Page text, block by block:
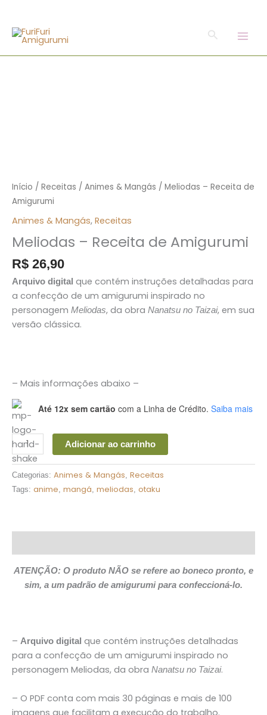
Pesquisar
Início / Receitas / Animes & Mangás / Meliodas – Receita de
Amigurumi
Animes & Mangás, Receitas
Meliodas – Receita de Amigurumi
R$ 26,90
Arquivo digital que contém instruções detalhadas para
a confecção de um amigurumi inspirado no
personagem Meliodas, da obra Nanatsu no Taizai, em sua
versão clássica.
– Mais informações abaixo –
Até 12x sem cartão com a Linha de Crédito. Saiba mais
Adicionar ao carrinho
Categorias: Animes & Mangás, Receitas
Tags: anime, mangá, meliodas, otaku
ATENÇÃO: O produto NÃO se refere ao boneco pronto, e
sim, a um padrão de amigurumi para confeccioná-lo.
– Arquivo digital que contém instruções detalhadas
para a confecção de um amigurumi inspirado no
personagem Meliodas, da obra Nanatsu no Taizai.
– O PDF conta com mais 30 páginas e mais de 100
imagens que facilitam a execução do trabalho.